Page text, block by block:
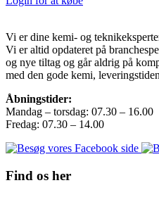
Vi er dine kemi- og
Vi er altid opdateret på
og nye tiltag og går aldrig på
med den gode kemi,
Åbningstider:
Mandag – torsdag: 07.30 – 16.00
Fredag: 07.30 – 14.00
Find os her